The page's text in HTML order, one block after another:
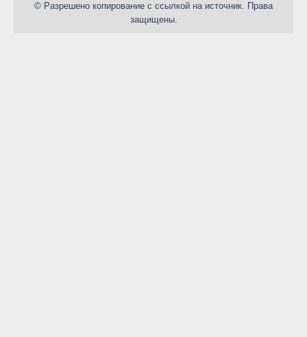
© Разрешено копирование с ссылкой на источник. Права
защищены.